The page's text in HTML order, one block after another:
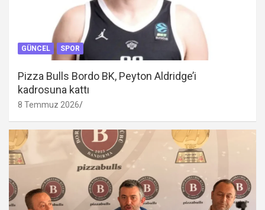
GÜNCEL SPOR
Pizza Bulls Bordo BK, Peyton Aldridge’i
kadrosuna kattı
8 Temmuz 2026